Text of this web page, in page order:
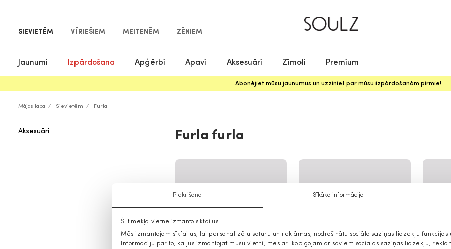
Piekrišana Sīkāka informācija
Šī tīmekļa vietne izmanto sīkfailus
Mēs izmantojam sīkfailus, lai personalizētu saturu un reklāmas, nodrošinātu sociālo saziņas līdzekļu funkcijas
Informāciju par to, kā jūs izmantojat mūsu vietni, mēs arī kopīgojam ar saviem sociālās saziņas līdzekļu,
SIEVIETĒM VĪRIEŠIEM MEITENĒM ZĒNIEM
Jaunumi Izpārdošana Apģērbi Apavi Aksesuāri Zīmoli Premium
Abonējiet mūsu jaunumus un uzziniet par mūsu izpārdošanām pirmie!
Mājas lapa Sievietēm Furla
Aksesuāri Furla furla